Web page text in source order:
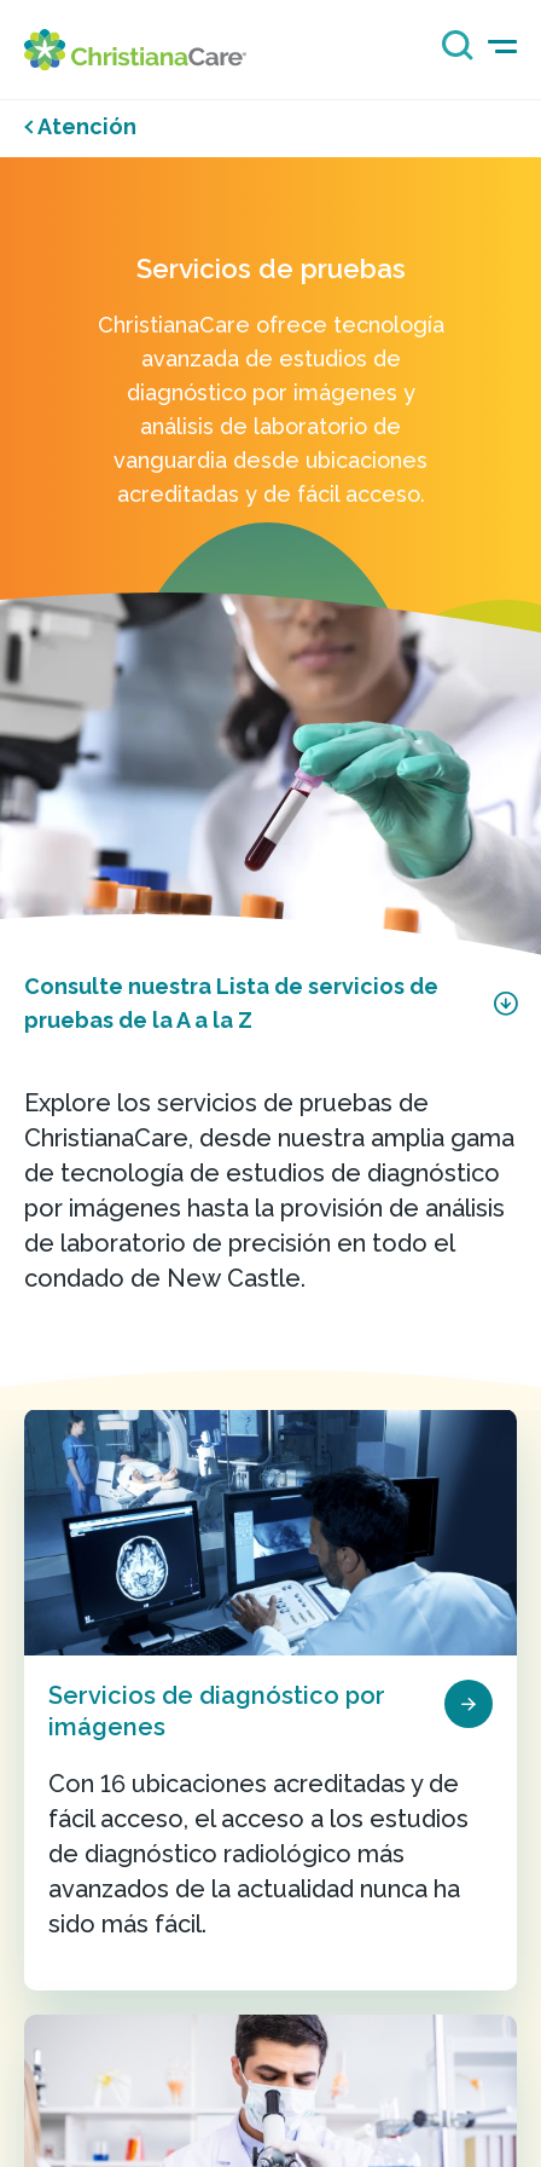
Atención
Servicios de pruebas
ChristianaCare ofrece tecnología
avanzada de estudios de
diagnóstico por imágenes y
análisis de laboratorio de
vanguardia desde ubicaciones
acreditadas y de fácil acceso.
Consulte nuestra Lista de servicios de
pruebas de la A a la Z
Explore los servicios de pruebas de
ChristianaCare, desde nuestra amplia gama
de tecnología de estudios de diagnóstico
por imágenes hasta la provisión de análisis
de laboratorio de precisión en todo el
condado de New Castle.
Servicios de diagnóstico por
imágenes
Con 16 ubicaciones acreditadas y de
fácil acceso, el acceso a los estudios
de diagnóstico radiológico más
avanzados de la actualidad nunca ha
sido más fácil.